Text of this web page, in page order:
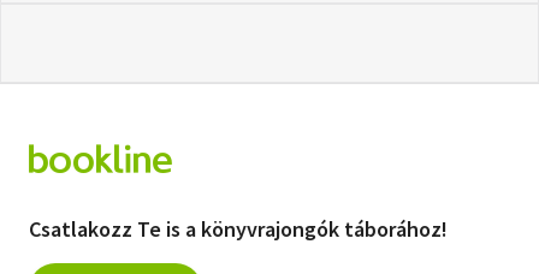
Csatlakozz Te is a könyvrajongók táborához!